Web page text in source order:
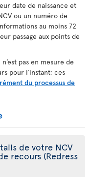
date de naissance et
ou un numéro de
au moins 72
passage aux points de
pas en mesure de
pour l’instant; ces
du processus de
de votre NCV
recours (Redress